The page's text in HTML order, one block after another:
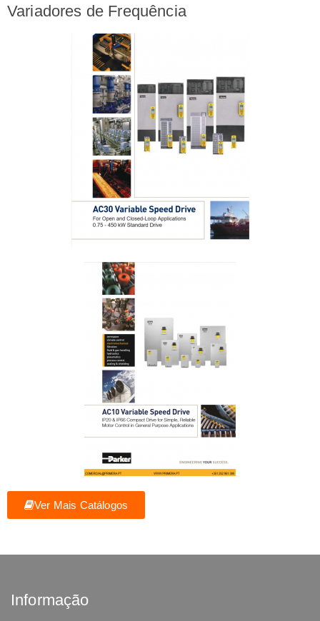
Variadores de Frequência
Ver Mais Catálogos
Informação